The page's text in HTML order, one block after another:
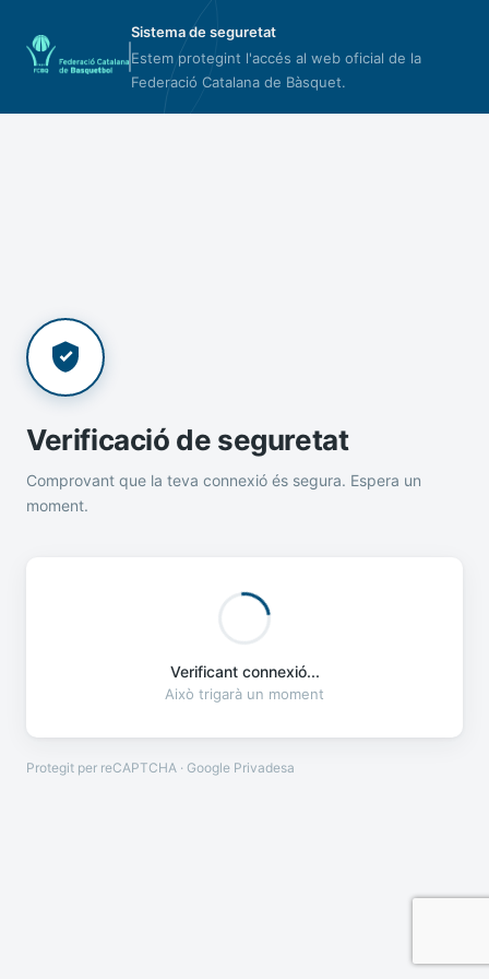
Sistema de seguretat
Estem protegint l'accés al web oficial de la
Federació Catalana de Bàsquet.
Verificació de seguretat
Comprovant que la teva connexió és segura. Espera un
moment.
Verificant connexió...
Això trigarà un moment
Protegit per reCAPTCHA · Google Privadesa